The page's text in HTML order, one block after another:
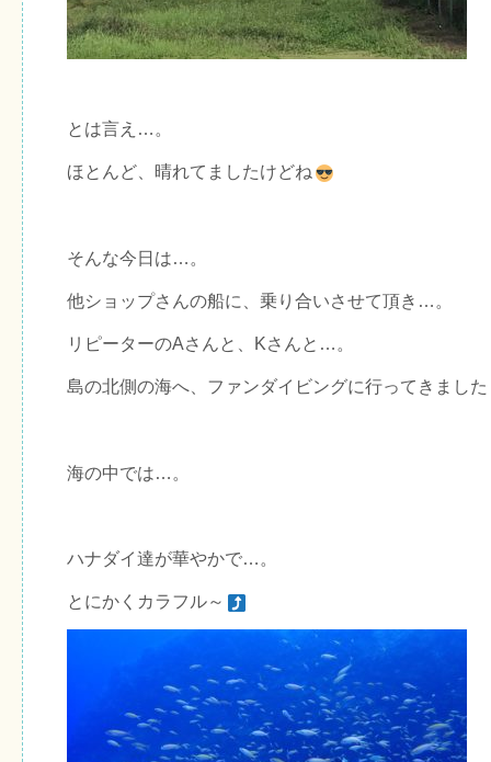
とは言え…。
ほとんど、晴れてましたけどね
そんな今日は…。
他ショップさんの船に、乗り合いさせて頂き…。
リピーターのAさんと、Kさんと…。
島の北側の海へ、ファンダイビングに行ってきました
海の中では…。
ハナダイ達が華やかで…。
とにかくカラフル～